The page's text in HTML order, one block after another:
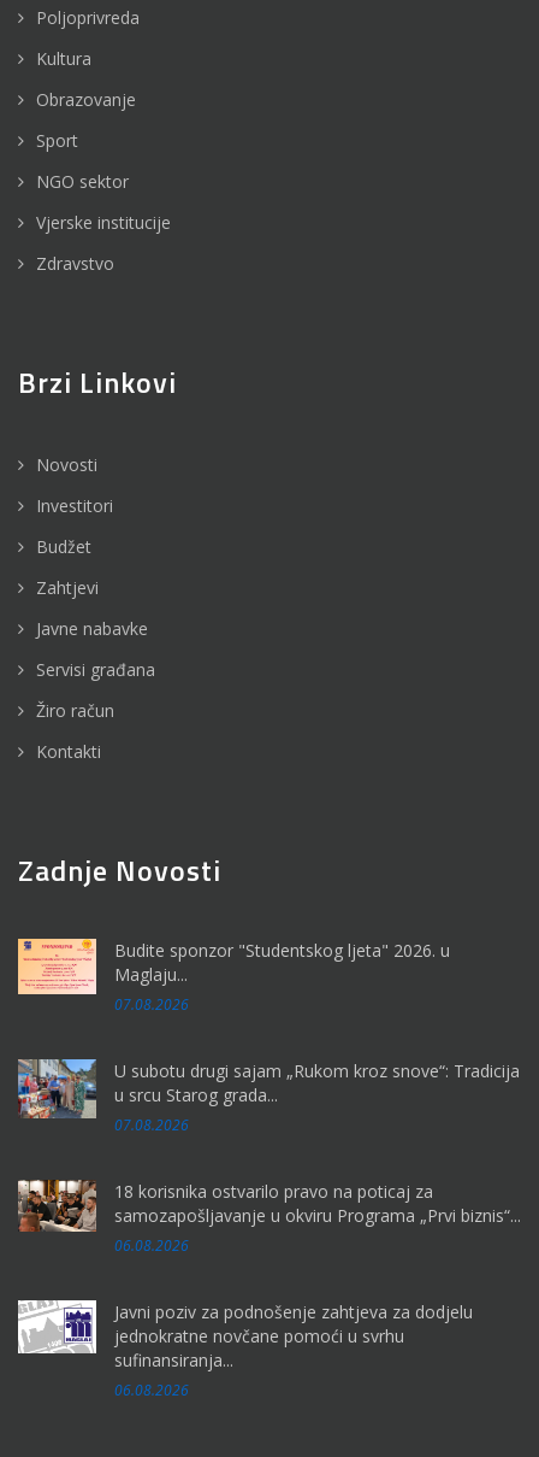
Poljoprivreda
Kultura
Obrazovanje
Sport
NGO sektor
Vjerske institucije
Zdravstvo
Brzi Linkovi
Novosti
Investitori
Budžet
Zahtjevi
Javne nabavke
Servisi građana
Žiro račun
Kontakti
Zadnje Novosti
Budite sponzor "Studentskog ljeta" 2026. u
Maglaju...
07.08.2026
U subotu drugi sajam „Rukom kroz snove“: Tradicija
u srcu Starog grada...
07.08.2026
18 korisnika ostvarilo pravo na poticaj za
samozapošljavanje u okviru Programa „Prvi biznis“...
06.08.2026
Javni poziv za podnošenje zahtjeva za dodjelu
jednokratne novčane pomoći u svrhu
sufinansiranja...
06.08.2026